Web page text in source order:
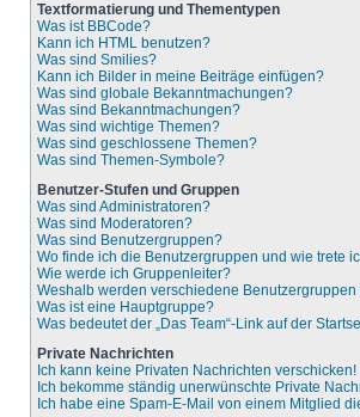
Textformatierung und Thementypen
Was ist BBCode?
Kann ich HTML benutzen?
Was sind Smilies?
Kann ich Bilder in meine Beiträge einfügen?
Was sind globale Bekanntmachungen?
Was sind Bekanntmachungen?
Was sind wichtige Themen?
Was sind geschlossene Themen?
Was sind Themen-Symbole?
Benutzer-Stufen und Gruppen
Was sind Administratoren?
Was sind Moderatoren?
Was sind Benutzergruppen?
Wo finde ich die Benutzergruppen und wie trete
Wie werde ich Gruppenleiter?
Weshalb werden verschiedene
Was ist eine Hauptgruppe?
Was bedeutet der „Das Team“-Link auf der
Private Nachrichten
Ich kann keine Privaten Nachrichten verschicken!
Ich bekomme ständig unerwünschte Private
Ich habe eine Spam-E-Mail von einem Mitglied